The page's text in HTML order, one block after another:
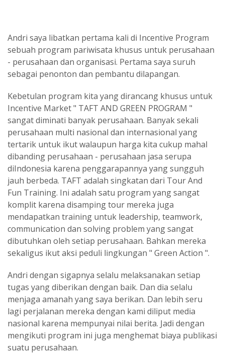
Andri saya libatkan pertama kali di Incentive Program
sebuah program pariwisata khusus untuk perusahaan
- perusahaan dan organisasi. Pertama saya suruh
sebagai penonton dan pembantu dilapangan.
Kebetulan program kita yang dirancang khusus untuk
Incentive Market " TAFT AND GREEN PROGRAM "
sangat diminati banyak perusahaan. Banyak sekali
perusahaan multi nasional dan internasional yang
tertarik untuk ikut walaupun harga kita cukup mahal
dibanding perusahaan - perusahaan jasa serupa
diIndonesia karena penggarapannya yang sungguh
jauh berbeda. TAFT adalah singkatan dari Tour And
Fun Training. Ini adalah satu program yang sangat
komplit karena disamping tour mereka juga
mendapatkan training untuk leadership, teamwork,
communication dan solving problem yang sangat
dibutuhkan oleh setiap perusahaan. Bahkan mereka
sekaligus ikut aksi peduli lingkungan " Green Action ".
Andri dengan sigapnya selalu melaksanakan setiap
tugas yang diberikan dengan baik. Dan dia selalu
menjaga amanah yang saya berikan. Dan lebih seru
lagi perjalanan mereka dengan kami diliput media
nasional karena mempunyai nilai berita. Jadi dengan
mengikuti program ini juga menghemat biaya publikasi
suatu perusahaan.